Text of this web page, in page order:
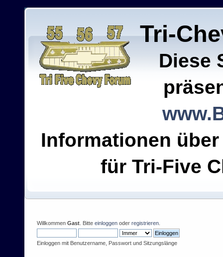
Tri-
Diese
Informationen
für Tri-Five
Willkommen Gast . Bitte einloggen oder registrieren
Einloggen mit Benutzername, Passwort und Sitzungslänge